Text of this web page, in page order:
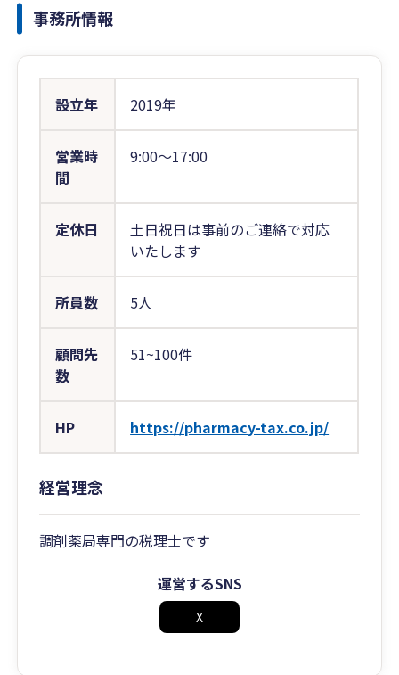
事務所情報
設立年 2019年
営業時
間
9:00〜17:00
定休日
土日祝日は事前のご連絡で対応
いたします
所員数 5人
顧問先
数
51~100件
HP https://pharmacy-tax.co.jp/
経営理念
調剤薬局専門の税理士です
運営するSNS
X